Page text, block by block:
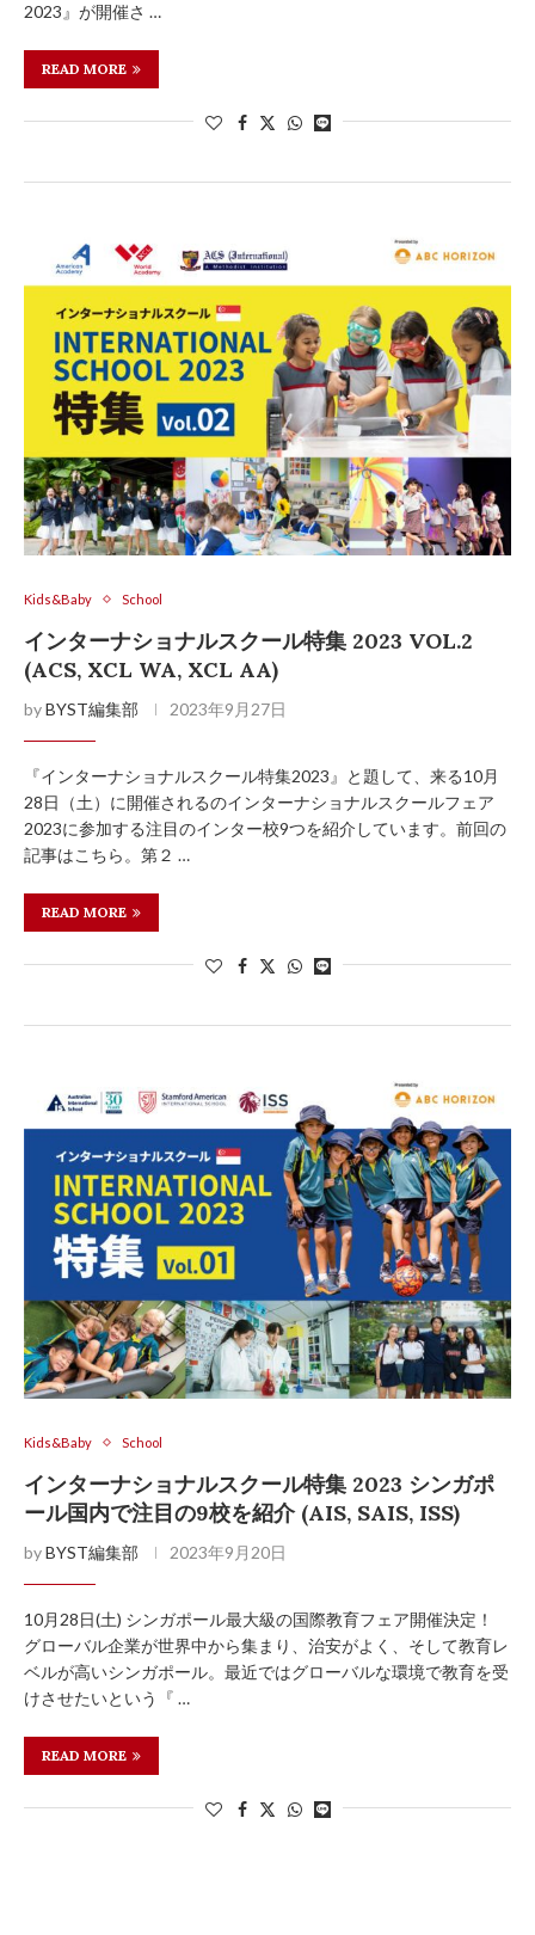
2023』が開催さ …
READ MORE
Kids&Baby School
インターナショナルスクール特集 2023 VOL.2
(ACS, XCL WA, XCL AA)
byBYST編集部 2023年9月27日
『インターナショナルスクール特集2023』と題して、来る10月
28日（土）に開催されるのインターナショナルスクールフェア
2023に参加する注目のインター校9つを紹介しています。前回の
記事はこちら。第２ …
READ MORE
Kids&Baby School
インターナショナルスクール特集 2023 シンガポ
ール国内で注目の9校を紹介 (AIS, SAIS, ISS)
byBYST編集部 2023年9月20日
10月28日(土) シンガポール最大級の国際教育フェア開催決定！
グローバル企業が世界中から集まり、治安がよく、そして教育レ
ベルが高いシンガポール。最近ではグローバルな環境で教育を受
けさせたいという『 …
READ MORE